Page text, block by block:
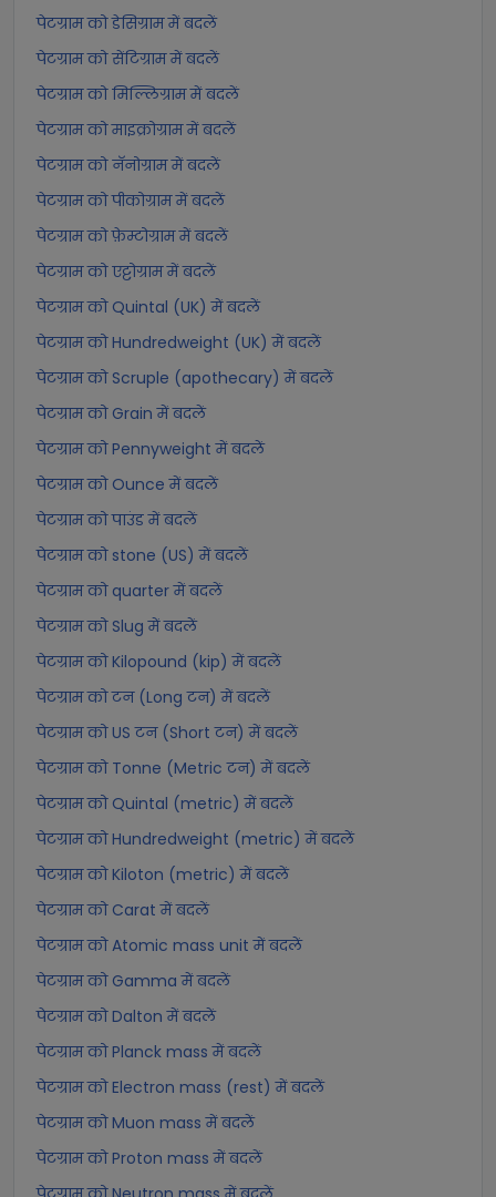
पेटग्राम को डेसिग्राम में बदलें
पेटग्राम को सेंटिग्राम में बदलें
पेटग्राम को मिल्लिग्राम में बदलें
पेटग्राम को माइक्रोग्राम में बदलें
पेटग्राम को नॅनोग्राम में बदलें
पेटग्राम को पीकोग्राम में बदलें
पेटग्राम को फ़ेम्टोग्राम में बदलें
पेटग्राम को एट्टोग्राम में बदलें
पेटग्राम को Quintal (UK) में बदलें
पेटग्राम को Hundredweight (UK) में बदलें
पेटग्राम को Scruple (apothecary) में बदलें
पेटग्राम को Grain में बदलें
पेटग्राम को Pennyweight में बदलें
पेटग्राम को Ounce में बदलें
पेटग्राम को पाउंड में बदलें
पेटग्राम को stone (US) में बदलें
पेटग्राम को quarter में बदलें
पेटग्राम को Slug में बदलें
पेटग्राम को Kilopound (kip) में बदलें
पेटग्राम को टन (Long टन) में बदलें
पेटग्राम को US टन (Short टन) में बदलें
पेटग्राम को Tonne (Metric टन) में बदलें
पेटग्राम को Quintal (metric) में बदलें
पेटग्राम को Hundredweight (metric) में बदलें
पेटग्राम को Kiloton (metric) में बदलें
पेटग्राम को Carat में बदलें
पेटग्राम को Atomic mass unit में बदलें
पेटग्राम को Gamma में बदलें
पेटग्राम को Dalton में बदलें
पेटग्राम को Planck mass में बदलें
पेटग्राम को Electron mass (rest) में बदलें
पेटग्राम को Muon mass में बदलें
पेटग्राम को Proton mass में बदलें